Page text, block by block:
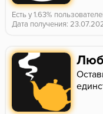
Есть у 1.63%
Дата получения: